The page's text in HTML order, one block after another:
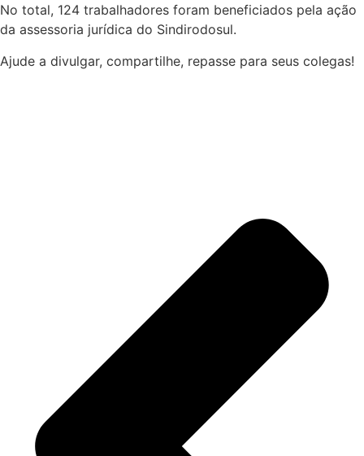
No total, 124 trabalhadores foram beneficiados pela ação
da assessoria jurídica do Sindirodosul.
Ajude a divulgar, compartilhe, repasse para seus colegas!